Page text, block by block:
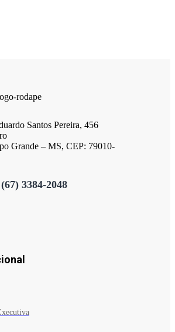
Santos Pereira, 456
Grande – MS, CEP: 79010-
3384-2048